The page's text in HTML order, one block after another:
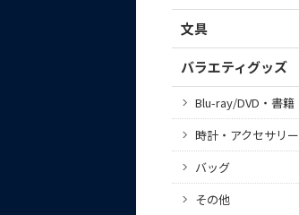
文具
バラエティグッズ
Blu-ray/DVD・書籍
時計・アクセサリー
バッグ
その他